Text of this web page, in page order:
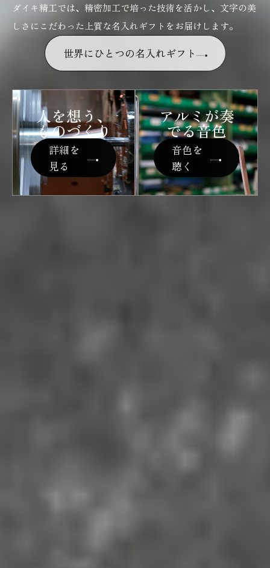
ダイキ精工では、精密加工で培った技術を活かし、文字の美
しさにこだわった上質な名入れギフトをお届けします。
世界にひとつの名入れギフト
人を想う、
ものづくり
詳細を
見る
アルミが奏
でる音色
音色を
聴く